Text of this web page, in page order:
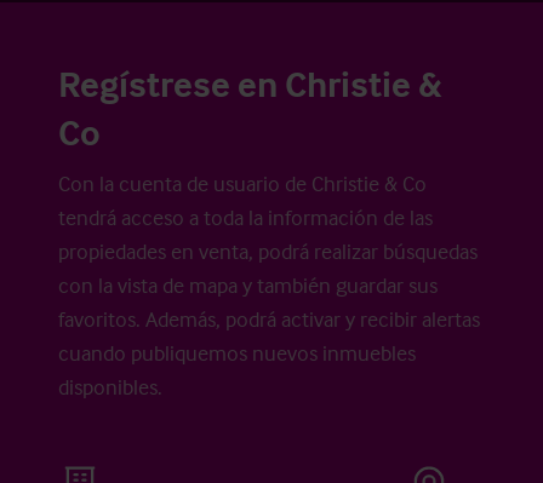
Regístrese en Christie &
Co
Con la cuenta de usuario de Christie & Co
tendrá acceso a toda la información de las
propiedades en venta, podrá realizar búsquedas
con la vista de mapa y también guardar sus
favoritos. Además, podrá activar y recibir alertas
cuando publiquemos nuevos inmuebles
disponibles.